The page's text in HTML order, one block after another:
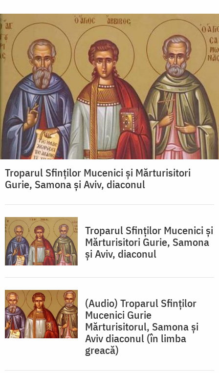
Troparul Sfinţilor Mucenici şi Mărturisitori
Gurie, Samona şi Aviv, diaconul
Troparul Sfinţilor Mucenici şi
Mărturisitori Gurie, Samona
şi Aviv, diaconul
(Audio) Troparul Sfinților
Mucenici Gurie
Mărturisitorul, Samona și
Aviv diaconul (în limba
greacă)